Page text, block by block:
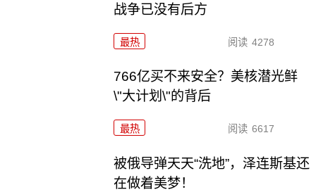
战争已没有后方
最热 阅读 4278
766亿买不来安全？美核潜光鲜
\"大计划\"的背后
最热 阅读 6617
被俄导弹天天“洗地”，泽连斯基还
在做着美梦！